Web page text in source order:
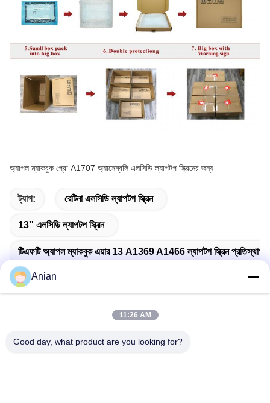
অ্যাপল ম্যাকবুক প্রো A1707 অ্যাসেম্বলি এলসিডি ল্যাপটপ স্ক্রিনের জন্য
ট্যাগ: রেটিনা এলসিডি ল্যাপটপ স্ক্রিন
13'' এলসিডি ল্যাপটপ স্ক্রিন
টিএফটি অ্যাপল ম্যাকবুক এয়ার 13 A1369 A1466 ল্যাপটপ স্ক্রিন প্রতিস্থাপন
Anian
11:26 AM
Good day, what product are you looking for?